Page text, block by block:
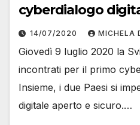
cyberdialogo
14/07/2020 MICHELA
Giovedì 9 luglio 2020 la
incontrati per il primo
Insieme, i due Paesi si
digitale aperto e sicuro.…